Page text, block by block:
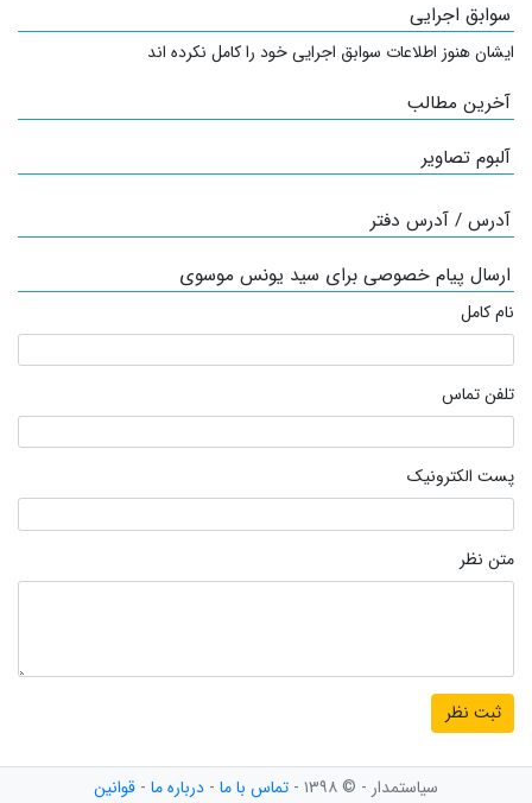
سوابق اجرایی
ایشان هنوز اطلاعات سوابق اجرایی خود را کامل نکرده اند
آخرین مطالب
آلبوم تصاویر
آدرس / آدرس دفتر
ارسال پیام خصوصی برای سید یونس موسوی
نام کامل
تلفن تماس
پست الکترونیک
متن نظر
سیاستمدار - © ۱۳۹۸ - تماس با ما - درباره ما - قوانین